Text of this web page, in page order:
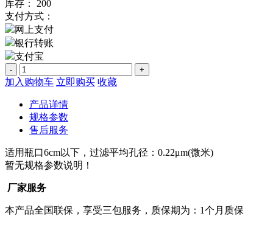
库存：
200
支付方式：
网上支付
银行转账
支付宝
- +
加入购物车 立即购买 收藏
产品详情
规格参数
售后服务
适用瓶口6cm以下，过滤平均孔径：0.22μm(微米)
暂无规格参数说明！
厂家服务
本产品全国联保，享受三包服务，质保期为：1个月质保